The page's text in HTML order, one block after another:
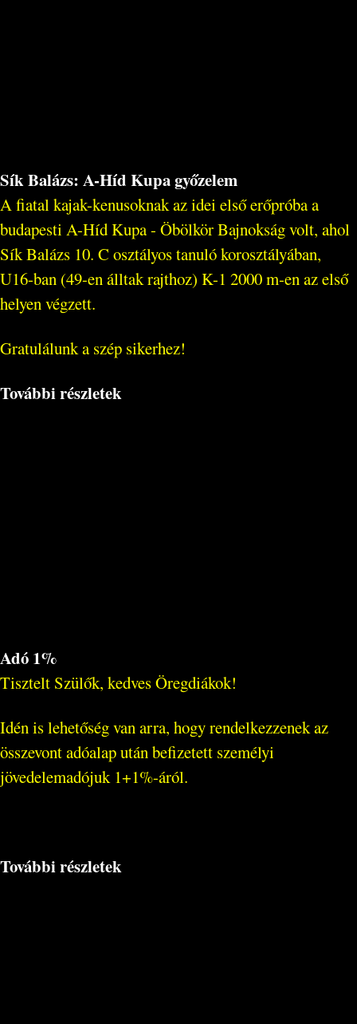
Sík Balázs: A-Híd Kupa győzelem
A fiatal kajak-kenusoknak az idei első erőpróba a
budapesti A-Híd Kupa - Öbölkör Bajnokság volt, ahol
Sík Balázs 10. C osztályos tanuló korosztályában,
U16-ban (49-en álltak rajthoz) K-1 2000 m-en az első
helyen végzett.
Gratulálunk a szép sikerhez!
További részletek
Adó 1%
Tisztelt Szülők, kedves Öregdiákok!
Idén is lehetőség van arra, hogy rendelkezzenek az
összevont adóalap után befizetett személyi
jövedelemadójuk 1+1%-áról.
További részletek